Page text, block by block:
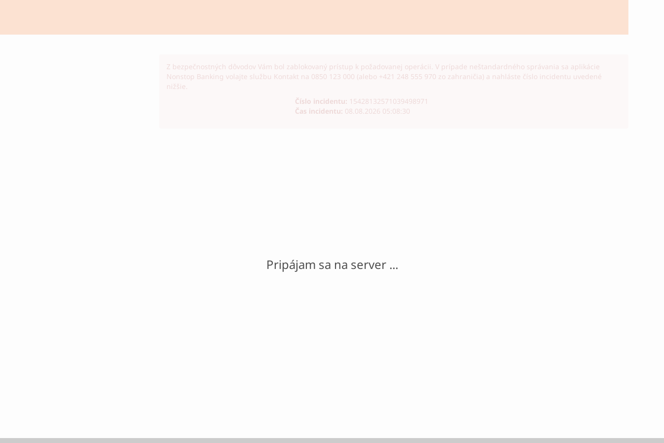
Pripájam sa na server ...
Z bezpečnostných dôvodov Vám bol zablokovaný prístup k požadovanej operácii. V prípade neštandardného správania sa aplikácie
Nonstop Banking volajte službu Kontakt na 0850 123 000 (alebo +421 248 555 970 zo zahraničia) a nahláste číslo incidentu uvedené
nižšie.
Číslo incidentu: 15428132571039498971
Čas incidentu: 08.08.2026 05:08:30